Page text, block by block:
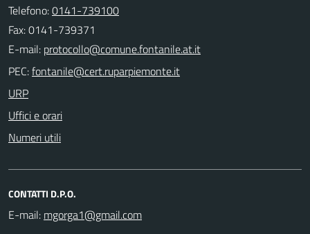
Telefono:0141-739100
Fax: 0141-739371
E-mail:
PEC:
URP
Uffici e orari
Numeri utili
CONTATTI D.P.O.
E-mail: